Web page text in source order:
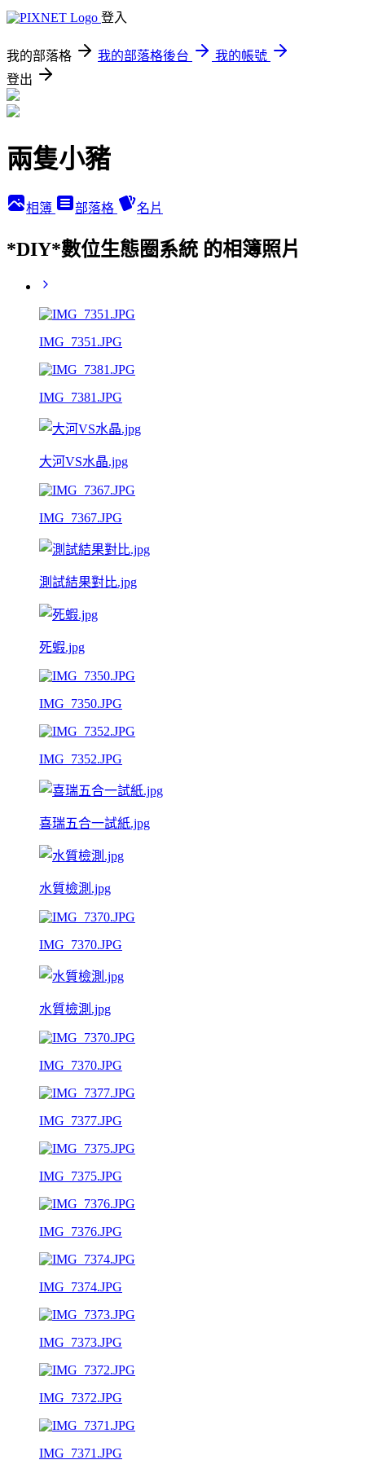
登入
我的部落格 我的部落格後台
我的帳號
登出
兩隻小豬
相簿 部落格 名片
*DIY*數位生態圈系統 的相簿照片
IMG_7351.JPG
IMG_7381.JPG
大河VS水晶.jpg
IMG_7367.JPG
測試結果對比.jpg
死蝦.jpg
IMG_7350.JPG
IMG_7352.JPG
喜瑞五合一試紙.jpg
水質檢測.jpg
IMG_7370.JPG
水質檢測.jpg
IMG_7370.JPG
IMG_7377.JPG
IMG_7375.JPG
IMG_7376.JPG
IMG_7374.JPG
IMG_7373.JPG
IMG_7372.JPG
IMG_7371.JPG